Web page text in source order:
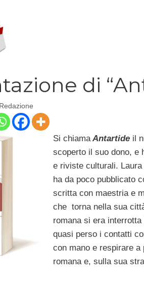
di
Redazione
Si chiamaAntartide il
scoperto il suo dono, e
e riviste culturali.
ha da poco pubblicato
scritta con maestria e
che torna nella sua
romana si era
quasi perso i contatti
con mano e respirare
romana e, sulla sua